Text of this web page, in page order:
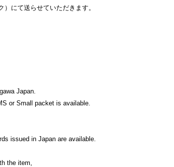
にて送らせていただきます。
Japan.
or Small packet is available.
issued in Japan are available.
the item,